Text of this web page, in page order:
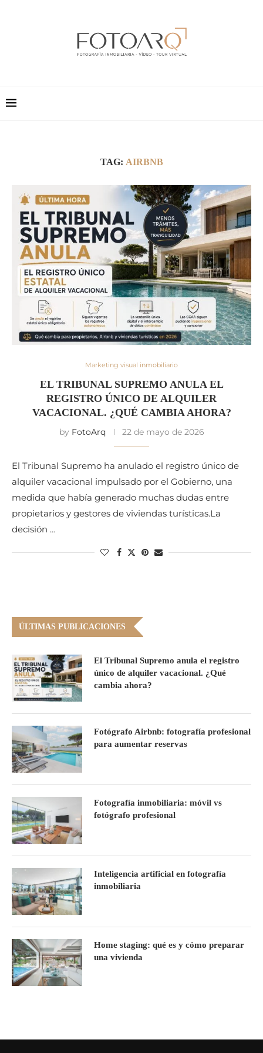
TAG: AIRBNB
Marketing visual inmobiliario
EL TRIBUNAL SUPREMO ANULA EL
REGISTRO ÚNICO DE ALQUILER
VACACIONAL. ¿QUÉ CAMBIA AHORA?
by FotoArq 22 de mayo de 2026
El Tribunal Supremo ha anulado el registro único de
alquiler vacacional impulsado por el Gobierno, una
medida que había generado muchas dudas entre
propietarios y gestores de viviendas turísticas.La
decisión …
ÚLTIMAS PUBLICACIONES
El Tribunal Supremo anula el registro
único de alquiler vacacional. ¿Qué
cambia ahora?
Fotógrafo Airbnb: fotografía profesional
para aumentar reservas
Fotografía inmobiliaria: móvil vs
fotógrafo profesional
Inteligencia artificial en fotografía
inmobiliaria
Home staging: qué es y cómo preparar
una vivienda